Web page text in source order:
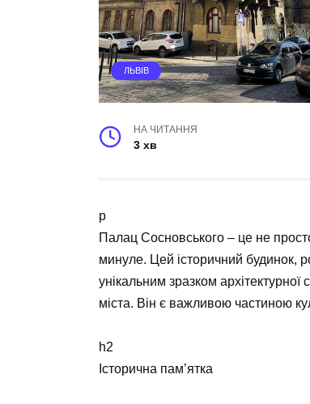
ЛЬВІВ
НА ЧИТАННЯ
3 хв
p
Палац Сосновського – це не
минуле. Цей історичний будинок,
унікальним зразком
міста. Він є важливою частиною
h2
Історична пам’ятка